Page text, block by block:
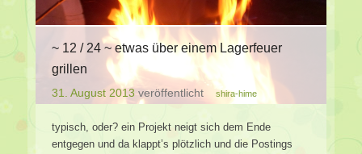
~ 12 / 24 ~ etwas über einem Lagerfeuer
grillen
31. August 2013 veröffentlicht shira-hime
typisch, oder? ein Projekt neigt sich dem Ende
entgegen und da klappt’s plötzlich und die Postings